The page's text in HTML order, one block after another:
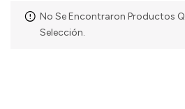
No Se Encontraron Productos
Selección.